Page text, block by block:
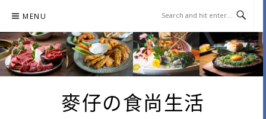
content
MENU
麥仔の食尚生活